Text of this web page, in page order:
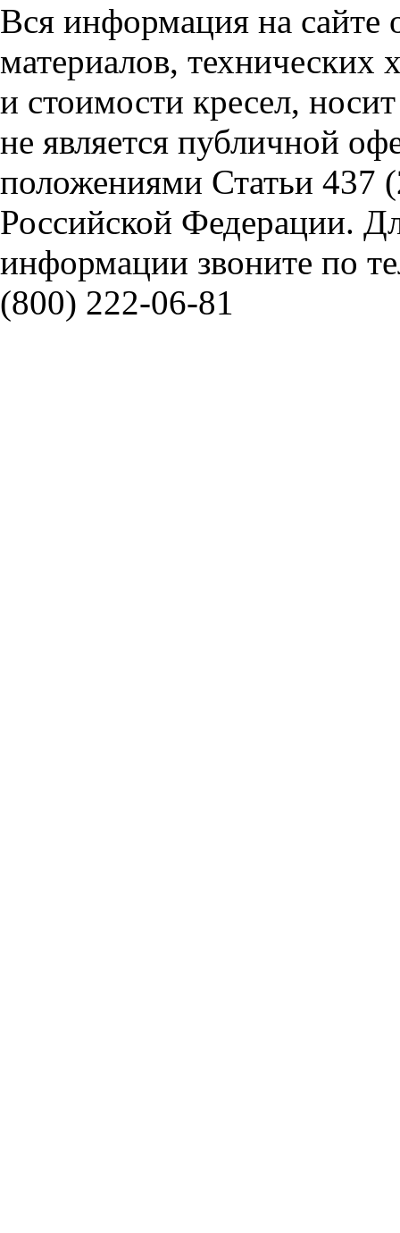
Вся информация на сайте
материалов, технических
и стоимости кресел,
не является публичной
положениями Статьи 437
Российской Федерации.
информации звоните по
(800) 222-06-81